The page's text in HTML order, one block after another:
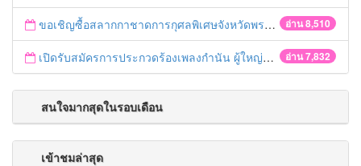
อ่าน 8,510
ขอเชิญซื้อสลากกาชาดการกุศลพิเศษจังหวัดพระนครศรีอยุธยา 2560
อ่าน 7,832
เปิดรับสมัครการประกวดร้องเพลงกำนัน ผู้ใหญ่บ้าน ฯลฯ
สนใจมากสุดในรอบเดือน
เข้าชมล่าสุด